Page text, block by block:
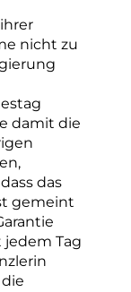
nicht zu
damit die
das
gemeint
Tag